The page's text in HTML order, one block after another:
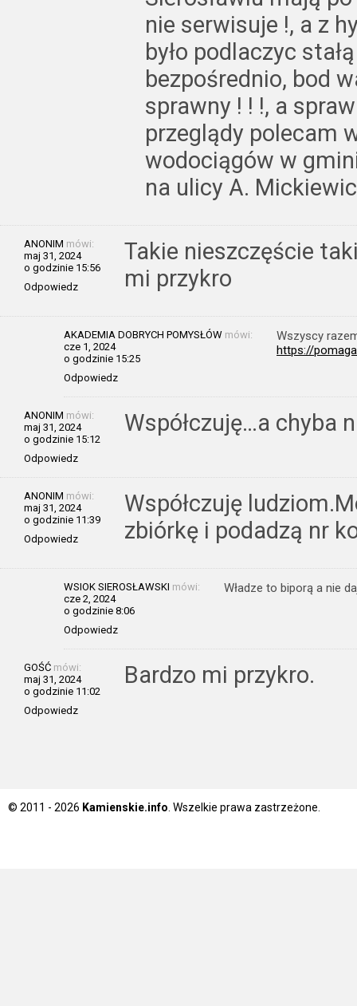
nie serwisuje !, a z
było podlaczyc
bezpośrednio, bod
sprawny ! ! !, a
przeglądy polecam
wodociągów w
na ulicy A.
ANONIM mówi:
maj 31, 2024
o godzinie 15:56
Odpowiedz
Takie nieszczęście
mi przykro
AKADEMIA DOBRYCH POMYSŁÓW mówi:
cze 1, 2024
o godzinie 15:25
Odpowiedz
Wszyscy
https://
ANONIM mówi:
maj 31, 2024
o godzinie 15:12
Odpowiedz
Współczuję…a chyba
ANONIM mówi:
maj 31, 2024
o godzinie 11:39
Odpowiedz
Współczuję
zbiórkę i podadzą nr
WSIOK SIEROSŁAWSKI mówi:
cze 2, 2024
o godzinie 8:06
Odpowiedz
Władze to biporą a nie
GOŚĆ mówi:
maj 31, 2024
o godzinie 11:02
Odpowiedz
Bardzo mi przykro.
© 2011 - 2026 Kamienskie.info . Wszelkie prawa zastrzeżone.